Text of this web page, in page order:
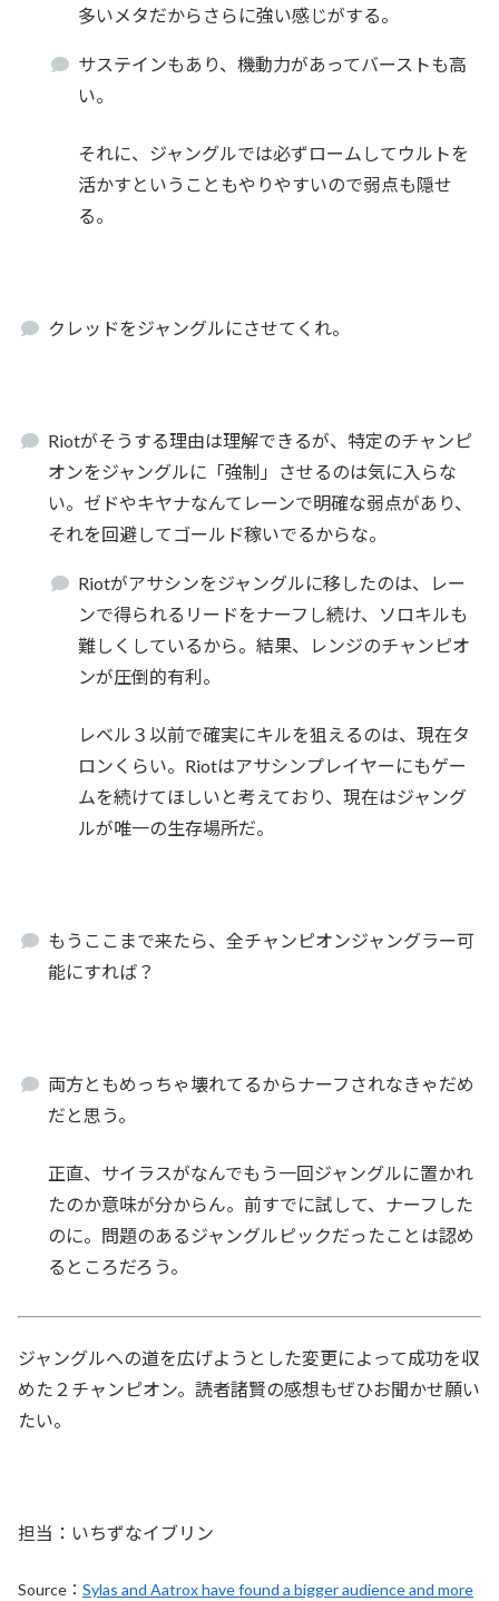
多いメタだからさらに強い感じがする。
サステインもあり、機動力があってバーストも高
い。
それに、ジャングルでは必ずロームしてウルトを
活かすということもやりやすいので弱点も隠せ
る。
クレッドをジャングルにさせてくれ。
Riotがそうする理由は理解できるが、特定のチャンピ
オンをジャングルに「強制」させるのは気に入らな
い。ゼドやキヤナなんてレーンで明確な弱点があり、
それを回避してゴールド稼いでるからな。
Riotがアサシンをジャングルに移したのは、レー
ンで得られるリードをナーフし続け、ソロキルも
難しくしているから。結果、レンジのチャンピオ
ンが圧倒的有利。
レベル３以前で確実にキルを狙えるのは、現在タ
ロンくらい。Riotはアサシンプレイヤーにもゲー
ムを続けてほしいと考えており、現在はジャング
ルが唯一の生存場所だ。
もうここまで来たら、全チャンピオンジャングラー可
能にすれば？
両方ともめっちゃ壊れてるからナーフされなきゃだめ
だと思う。
正直、サイラスがなんでもう一回ジャングルに置かれ
たのか意味が分からん。前すでに試して、ナーフした
のに。問題のあるジャングルピックだったことは認め
るところだろう。
ジャングルへの道を広げようとした変更によって成功を収
めた２チャンピオン。読者諸賢の感想もぜひお聞かせ願い
たい。
担当：いちずなイブリン
Source： Sylas and Aatrox have found a bigger audience and more